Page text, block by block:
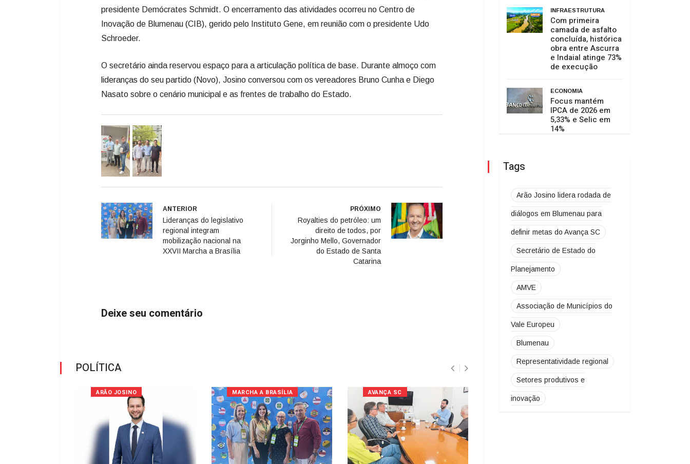
presidente Demócrates Schmidt. O encerramento das atividades ocorreu no Centro de
Inovação de Blumenau (CIB), gerido pelo Instituto Gene, em reunião com o presidente Udo
Schroeder.
O secretário ainda reservou espaço para a articulação política de base. Durante almoço com
lideranças do seu partido (Novo), Josino conversou com os vereadores Bruno Cunha e Diego
Nasato sobre o cenário municipal e as frentes de trabalho do Estado.
ANTERIOR
Lideranças do legislativo
regional integram
mobilização nacional na
XXVII Marcha a Brasília
PRÓXIMO
Royalties do petróleo: um
direito de todos, por
Jorginho Mello, Governador
do Estado de Santa
Catarina
Deixe seu comentário
POLÍTICA
ARÃO JOSINO MARCHA A BRASÍLIA AVANÇA SC ARTIGO
INFRAESTRUTURA
Com primeira
camada de asfalto
concluída, histórica
obra entre Ascurra
e Indaial atinge 73%
de execução
ECONOMIA
Focus mantém
IPCA de 2026 em
5,33% e Selic em
14%
Tags
Arão Josino lidera rodada de
diálogos em Blumenau para
definir metas do Avança SC
Secretário de Estado do
Planejamento
AMVE
Associação de Municípios do
Vale Europeu
Blumenau
Representatividade regional
Setores produtivos e
inovação